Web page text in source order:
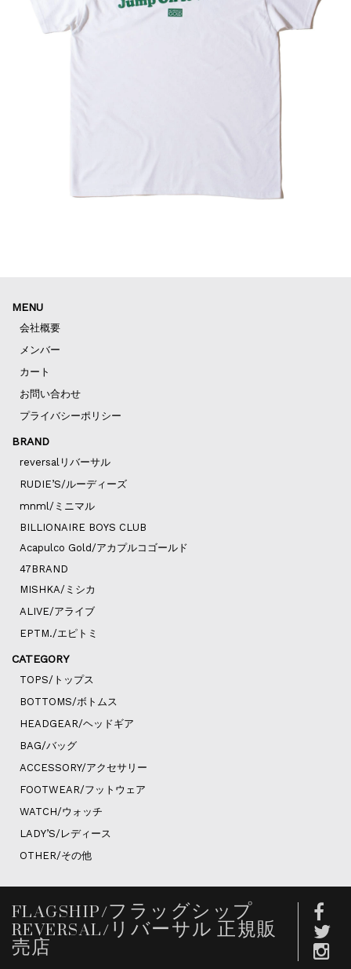
MENU
会社概要
メンバー
カート
お問い合わせ
プライバシーポリシー
BRAND
reversalリバーサル
RUDIE’S/ルーディーズ
mnml/ミニマル
BILLIONAIRE BOYS CLUB
Acapulco Gold/アカプルコゴールド
47BRAND
MISHKA/ミシカ
ALIVE/アライブ
EPTM./エピトミ
CATEGORY
TOPS/トップス
BOTTOMS/ボトムス
HEADGEAR/ヘッドギア
BAG/バッグ
ACCESSORY/アクセサリー
FOOTWEAR/フットウェア
WATCH/ウォッチ
LADY’S/レディース
OTHER/その他
FLAGSHIP/フラッグシップ
REVERSAL/リバーサル 正規販
売店